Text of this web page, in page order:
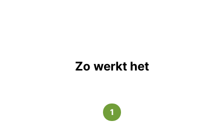
Zo werkt het
1